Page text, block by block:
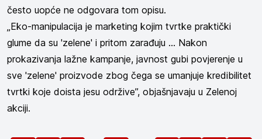
često uopće ne odgovara tom opisu.
„Eko-manipulacija je marketing kojim tvrtke praktički
glume da su 'zelene' i pritom zarađuju ... Nakon
prokazivanja lažne kampanje, javnost gubi povjerenje u
sve 'zelene' proizvode zbog čega se umanjuje kredibilitet
tvrtki koje doista jesu održive”, objašnjavaju u Zelenoj
akciji.